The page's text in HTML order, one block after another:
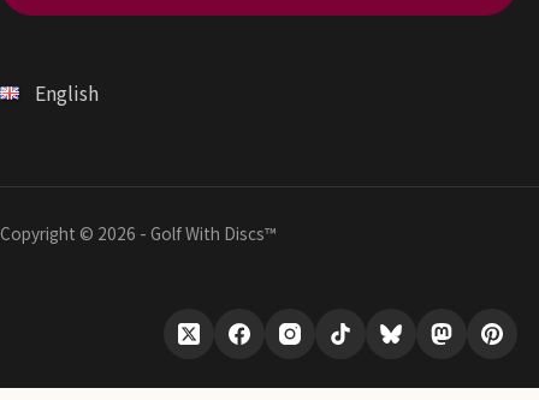
English
Copyright © 2026 - Golf With Discs™